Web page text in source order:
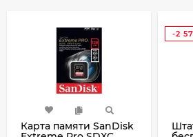
Карта памяти SanDisk
-2